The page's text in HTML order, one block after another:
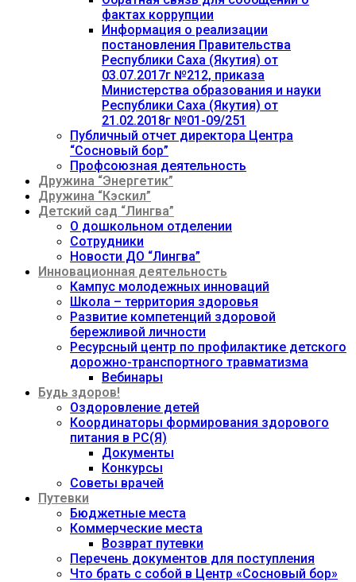
фактах коррупции
Информация о реализации
постановления Правительства
Республики Саха (Якутия) от
03.07.2017г №212, приказа
Министерства образования и науки
Республики Саха (Якутия) от
21.02.2018г №01-09/251
Публичный отчет директора Центра
“Сосновый бор”
Профсоюзная деятельность
Дружина “Энергетик”
Дружина “Кэскил”
Детский сад “Лингва”
О дошкольном отделении
Сотрудники
Новости ДО “Лингва”
Инновационная деятельность
Кампус молодежных инноваций
Школа – территория здоровья
Развитие компетенций здоровой
бережливой личности
Ресурсный центр по профилактике детского
дорожно-транспортного травматизма
Вебинары
Будь здоров!
Оздоровление детей
Координаторы формирования здорового
питания в РС(Я)
Документы
Конкурсы
Советы врачей
Путевки
Бюджетные места
Коммерческие места
Возврат путевки
Перечень документов для поступления
Что брать с собой в Центр «Сосновый бор»